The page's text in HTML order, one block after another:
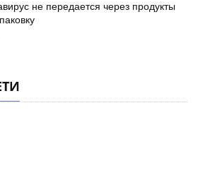
не передается через продукты